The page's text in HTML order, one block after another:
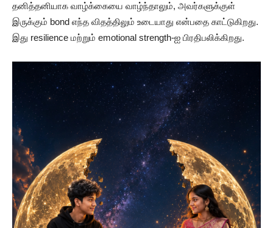
தனித்தனியாக வாழ்க்கையை வாழ்ந்தாலும், அவர்களுக்குள்
இருக்கும் bond எந்த விதத்திலும் உடையாது என்பதை காட்டுகிறது.
இது resilience மற்றும் emotional strength-ஐ பிரதிபலிக்கிறது.